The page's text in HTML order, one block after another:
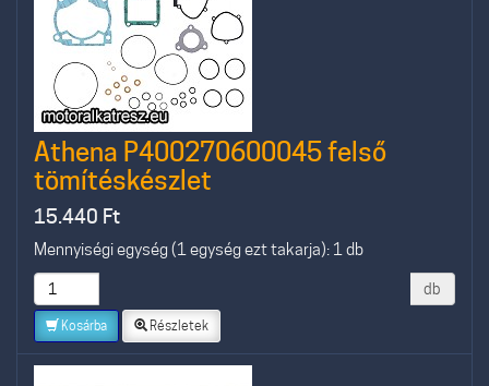
Athena P400270600045 felső
tömítéskészlet
15.440 Ft
Mennyiségi egység (1 egység ezt takarja): 1 db
db
Kosárba Részletek